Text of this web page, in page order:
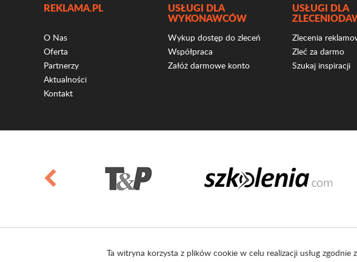
REKLAMA.PL
O Nas
Oferta
Partnerzy
Aktualności
Kontakt
USŁUGI DLA
WYKONAWCÓW
Wykup dostęp do zleceń
Współpraca
Załóż darmowe konto
USŁUGI DLA
Zlecenia
Zleć za darmo
Szukaj inspiracji
Ta witryna korzysta z plików cookie w celu realizacji usług